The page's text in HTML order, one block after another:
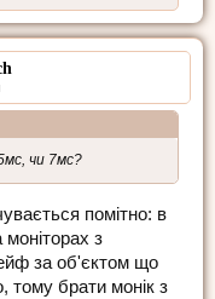
чи 7мс?
помітно: в
з
за об'єктом що
тому брати монік з